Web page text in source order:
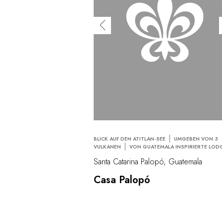
BLICK AUF DEN ATITLAN-SEE
UMGEBEN VON 3
VULKANEN
VON GUATEMALA INSPIRIERTE
Santa Catarina Palopó, Guatemala
Casa Palopó